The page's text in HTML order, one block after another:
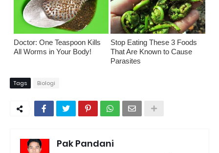
Doctor: One Teaspoon Kills
All Worms in Your Body!
Stop Eating These 3 Foods
That Are Known to Cause
Parasites
Tags Biologi
Pak Pandani